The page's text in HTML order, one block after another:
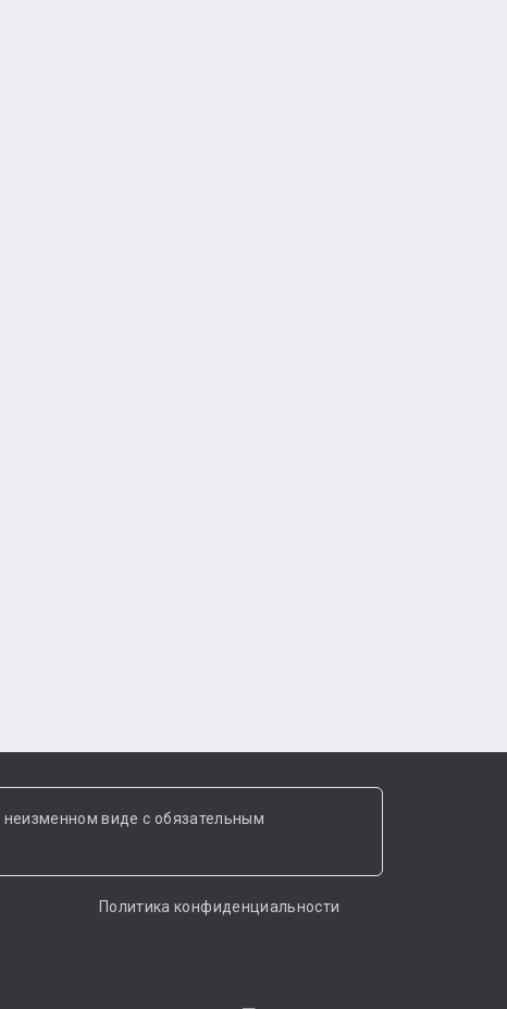
виде с обязательным
Политика конфиденциальности